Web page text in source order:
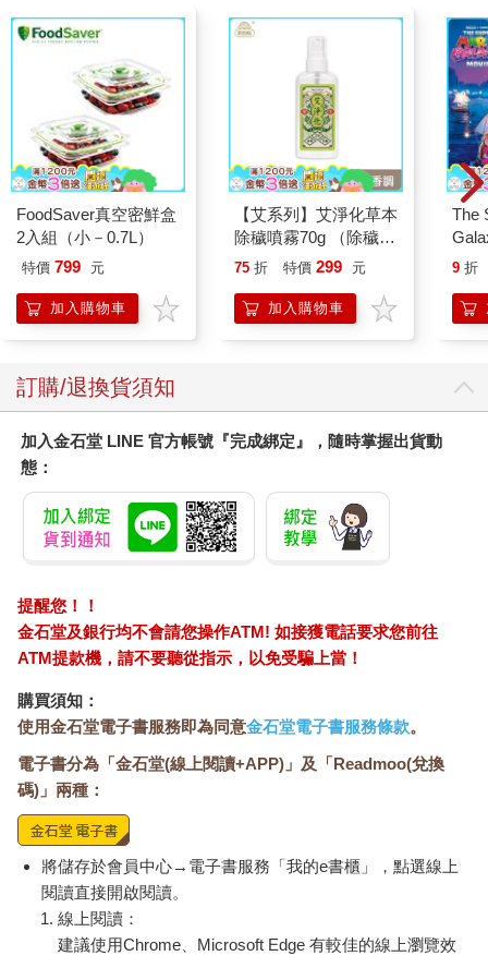
我們跟保羅的姊妹去參加一場派對，隨行的還有保羅一群形跡可
疑的朋友──我不知道那些人是保羅打哪找來的，一開始就把我弄
得心神不寧，因為他們比我認識過的任何人都喝得還凶，言談也
更粗蠻。其中一人帶了個性感無比的女生過來，她一看到保羅，
就對他發動猛烈攻勢，而讓我驚慌失措的是，保羅竟然隨之起
舞。過了極度令人不自在的一兩個小時之後，他將送我回家的任
務丟給他尷尬不已的姊妹。那天晚上他最後肯定跟那個女生上了
擊，無法寫信或打電話給他。當他通知我，他準備從格蘭瑟姆搭
飛機過來牛津跟我一起過週末（他常常這樣），我感覺更焦慮，
而不是如釋重負。星期六晚上，我們喝太多酒，他幾乎淚漣漣地
崩潰道歉。說他表現得糟糕透頂，說他以自己為恥，連他自己都
無法忍受，要我千萬、千萬要相信他們兩人之間的事情毫無意
義，說那個女生只是個乏味至極的傢伙（說溜嘴了吧！那萬一她
會是他真正鍾愛的唯一女性，等等、等等的。這比之前的無聲無
息好，但並不是好事。
隔天早上我們搭計程車到「我們」的老地方，一家位於艾普頓的
酒館，但還沒抵達目的地就先下了車，因為最後的一‧五公里路，
日。保羅似乎相當放鬆，眺望泥濘小路兩側的田野想找鶇的蹤
影。我沮喪地沉默不語，思索著他的道歉。那件事毫無意義：
是，這點我可以接受。但是他宣稱這樣的事情永遠不會再發生：
感受根本漠不關心，我不記得自己有當時那麼震驚過。我對自己
的重要性抱持謙遜的看法──這是由我家細心培養而來，因為我的
家庭向來認為虛榮是嚴重的罪，所以在這樣的情境裡，我往往會
在確定這個想法一直在我心頭揮之不去。我知道自己當時在想的
是，保羅這種輕浮個性一定要處理。我記得當時想著，等我們結
想，「只要我們像現在這樣子，他就會一直回到我身邊。但是等
我年紀稍長──等我三十歲，」我的面孔掠過我的心頭，滿臉焦
慮、皺紋，頂著灰髮──「到時就危險了，他肯定會移情別戀。」
我能變得夠機靈嗎？我不得不。那一整天氣氛一直很陰鬱，但我
片刻也沒想到，或許我並不想跟他結婚，況且不久之後，我們的
關係恢復原本的愉快狀態。
所以我不認為在我成年的歲月裡有什麼時候沒意識到男人可能會
在形式上對女人不忠，不過直到保羅終於突然拋棄我，我才明
FoodSaver真空密鮮盒
2入組（小－0.7L）
特價 799 元
加入購物車
【艾系列】艾淨化草本
除穢噴霧70g （除穢/
平安/淨化/艾草/芙蓉/
另有多瓶組優惠賣場
75 折 特價 299 元
加入購物車
The
9 折
訂購/退換貨須知
加入金石堂 LINE 官方帳號『完成綁定』，隨時掌握出貨動
態：
提醒您！！
金石堂及銀行均不會請您操作ATM! 如接獲電話要求您前往
ATM提款機，請不要聽從指示，以免受騙上當！
購買須知：
使用金石堂電子書服務即為同意金石堂電子書服務條款。
電子書分為「金石堂(線上閱讀+APP)」及「Readmoo(兌換
碼)」兩種：
將儲存於會員中心→電子書服務「我的e書櫃」，點選線上
閱讀直接開啟閱讀。
線上閱讀：
建議使用Chrome、Microsoft Edge 有較佳的線上瀏覽效